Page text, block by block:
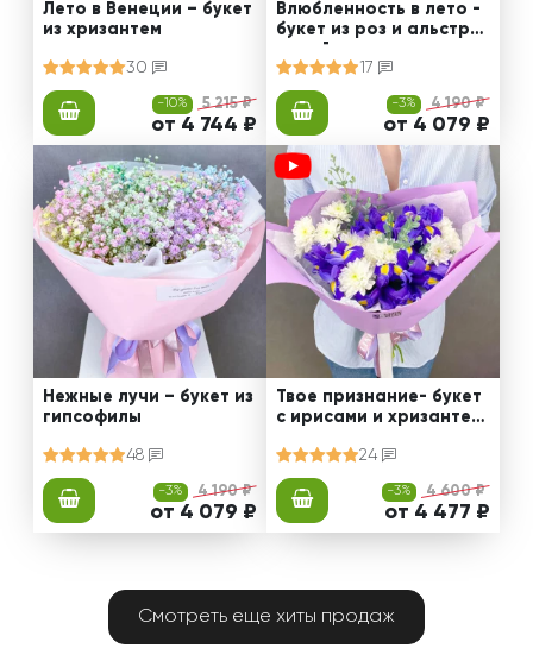
Лето в Венеции – букет
из хризантем
30
-10% 5 215 ₽
от 4 744 ₽
Влюбленность в лето -
букет из роз и альстро
мерий
17
-3% 4 190 ₽
от 4 079 ₽
Нежные лучи – букет из
гипсофилы
48
-3% 4 190 ₽
от 4 079 ₽
Твое признание- букет
с ирисами и хризантем
24
-3% 4 600 ₽
от 4 477 ₽
Смотреть еще хиты продаж